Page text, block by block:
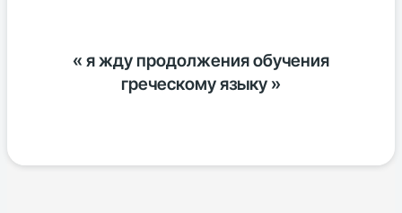
« я жду продолжения обучения
греческому языку »